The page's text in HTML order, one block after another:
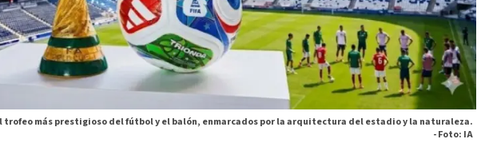
más prestigioso del fútbol y el balón, enmarcados por la arquitectura del estadio y la naturaleza.
-Foto: IA